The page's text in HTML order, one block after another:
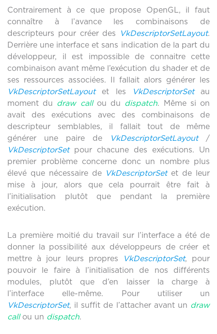
Contrairement à ce que propose OpenGL, il faut
connaître à l’avance les combinaisons de
descripteurs pour créer des
VkDescriptorSetLayout.
Derrière une interface et sans indication de la part du
développeur, il est impossible de connaitre cette
combinaison avant même l’exécution du shader et de
ses ressources associées. Il fallait alors générer les
VkDescriptorSetLayoutet les VkDescriptorSetau
moment du draw call ou du dispatch. Même si on
avait des exécutions avec des combinaisons de
descripteur semblables, il fallait tout de même
générer une paire de
VkDescriptorSetLayout/
VkDescriptorSetpour chacune des exécutions. Un
premier problème concerne donc un nombre plus
élevé que nécessaire de VkDescriptorSetet de leur
mise à jour, alors que cela pourrait être fait à
l’initialisation plutôt que pendant la première
exécution.
La première moitié du travail sur l’interface a été de
donner la possibilité aux développeurs de créer et
mettre à jour leurs propres
VkDescriptorSet, pour
pouvoir le faire à l’initialisation de nos différents
modules, plutôt que d’en laisser la charge à
l’interface elle-même. Pour utiliser un
VkDescriptorSet, il suffit de l’attacher avant un draw
call ou un dispatch.